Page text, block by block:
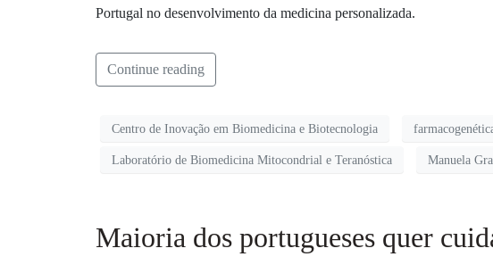
Portugal no desenvolvimento da medicina personalizada.
Continue reading
Centro de Inovação em Biomedicina e Biotecnologia
Laboratório de Biomedicina Mitocondrial e Teranóstica Manuela
Maioria dos portugueses quer